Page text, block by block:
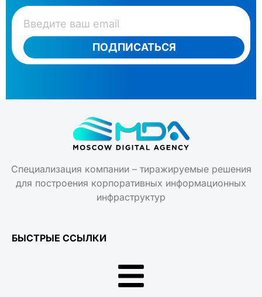
Специализация компании – тиражируемые решения
для построения корпоративных информационных
инфраструктур
БЫСТРЫЕ ССЫЛКИ